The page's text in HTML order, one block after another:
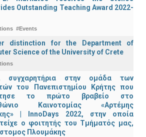
Outstanding Teaching Award 2022-
#Events
distinction for the Department of
Science of the University of Crete
συγχαρητήρια στην ομάδα των
του Πανεπιστημίου Κρήτης που
το πρώτο βραβείο στο
Καινοτομίας «Αρτέμης
| InnoDays 2022, στην οποία
ο φοιτητής του Τμήματός μας,
Πλουμάκης